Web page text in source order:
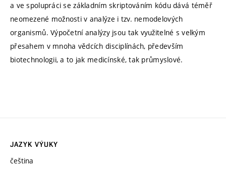
a ve spolupráci se základním skriptováním kódu dává téměř
neomezené možnosti v analýze i tzv. nemodelových
organismů. Výpočetní analýzy jsou tak využitelné s velkým
přesahem v mnoha vědcích disciplínách, především
biotechnologii, a to jak medicínské, tak průmyslové.
JAZYK VÝUKY
čeština